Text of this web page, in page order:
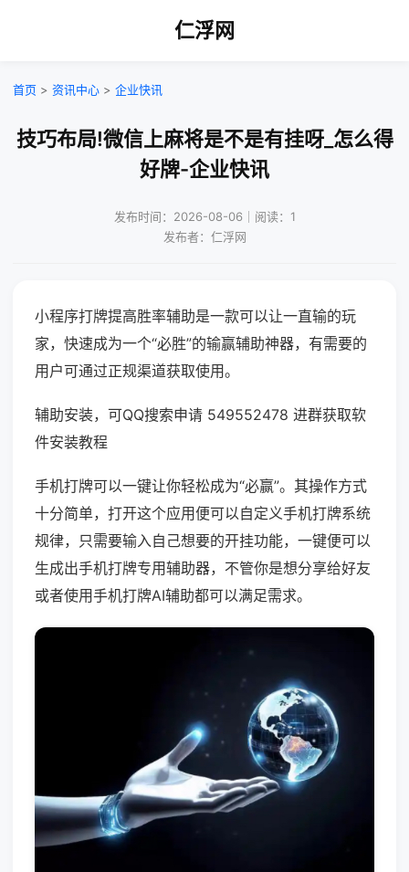
仁浮网
首页 > 资讯中心 > 企业快讯
技巧布局!微信上麻将是不是有挂呀_怎么得
好牌-企业快讯
发布时间：2026-08-06｜阅读：1
发布者：仁浮网
小程序打牌提高胜率辅助是一款可以让一直输的玩
家，快速成为一个“必胜”的输赢辅助神器，有需要的
用户可通过正规渠道获取使用。
辅助安装，可QQ搜索申请 549552478 进群获取软
件安装教程
手机打牌可以一键让你轻松成为“必赢”。其操作方式
十分简单，打开这个应用便可以自定义手机打牌系统
规律，只需要输入自己想要的开挂功能，一键便可以
生成出手机打牌专用辅助器，不管你是想分享给好友
或者使用手机打牌AI辅助都可以满足需求。